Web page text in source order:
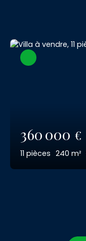
360 000 €
11 pièces 240 m²